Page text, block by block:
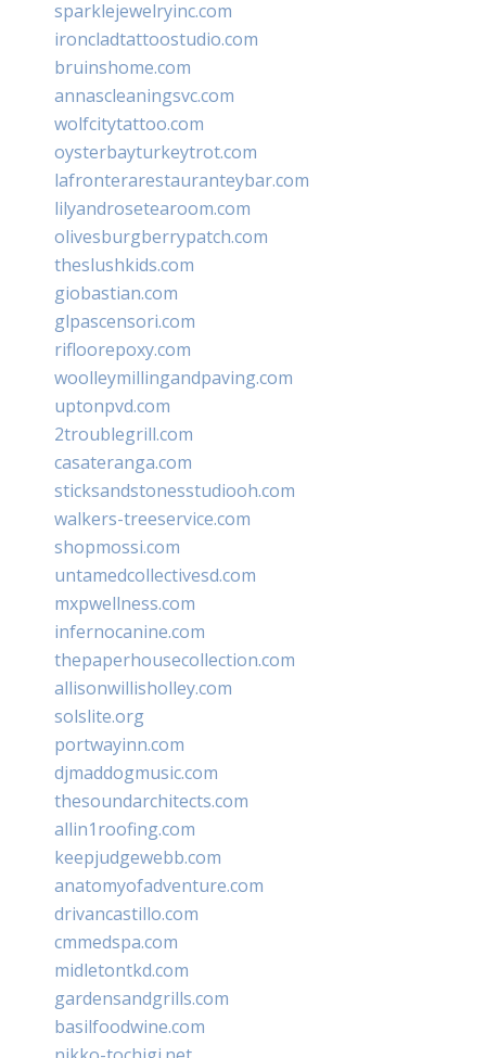
sparklejewelryinc.com
ironcladtattoostudio.com
bruinshome.com
annascleaningsvc.com
wolfcitytattoo.com
oysterbayturkeytrot.com
lafronterarestauranteybar.com
lilyandrosetearoom.com
olivesburgberrypatch.com
theslushkids.com
giobastian.com
glpascensori.com
rifloorepoxy.com
woolleymillingandpaving.com
uptonpvd.com
2troublegrill.com
casateranga.com
sticksandstonesstudiooh.com
walkers-treeservice.com
shopmossi.com
untamedcollectivesd.com
mxpwellness.com
infernocanine.com
thepaperhousecollection.com
allisonwillisholley.com
solslite.org
portwayinn.com
djmaddogmusic.com
thesoundarchitects.com
allin1roofing.com
keepjudgewebb.com
anatomyofadventure.com
drivancastillo.com
cmmedspa.com
midletontkd.com
gardensandgrills.com
basilfoodwine.com